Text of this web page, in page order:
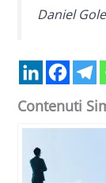
Daniel
Contenuti